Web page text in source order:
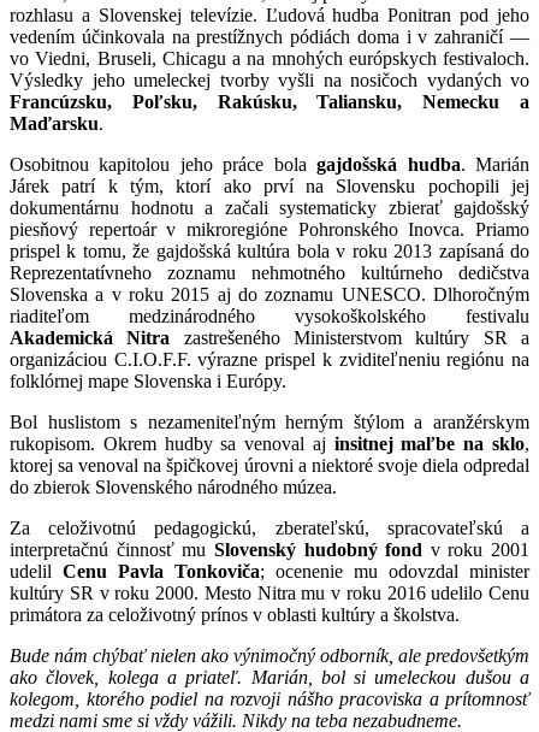
rozhlasu a Slovenskej televízie. Ľudová hudba Ponitran pod jeho
vedením účinkovala na prestížnych pódiách doma i v zahraničí —
vo Viedni, Bruseli, Chicagu a na mnohých európskych festivaloch.
Výsledky jeho umeleckej tvorby vyšli na nosičoch vydaných vo
Francúzsku, Poľsku, Rakúsku, Taliansku, Nemecku a
Maďarsku.
Osobitnou kapitolou jeho práce bolagajdošská hudba. Marián
Járek patrí k tým, ktorí ako prví na Slovensku pochopili jej
dokumentárnu hodnotu a začali systematicky zbierať gajdošský
piesňový repertoár v mikroregióne Pohronského Inovca. Priamo
prispel k tomu, že gajdošská kultúra bola v roku 2013 zapísaná do
Reprezentatívneho zoznamu nehmotného kultúrneho dedičstva
Slovenska a v roku 2015 aj do zoznamu UNESCO. Dlhoročným
riaditeľom medzinárodného vysokoškolského festivalu
Akademická Nitra zastrešeného Ministerstvom kultúry SR a
organizáciou C.I.O.F.F. výrazne prispel k zviditeľneniu regiónu na
folklórnej mape Slovenska i Európy.
Bol huslistom s nezameniteľným herným štýlom a aranžérskym
rukopisom. Okrem hudby sa venoval aj insitnej maľbe na sklo,
ktorej sa venoval na špičkovej úrovni a niektoré svoje diela odpredal
do zbierok Slovenského národného múzea.
Za celoživotnú pedagogickú, zberateľskú, spracovateľskú a
interpretačnú činnosť mu Slovenský hudobný fond v roku 2001
udelil Cenu Pavla Tonkoviča; ocenenie mu odovzdal minister
kultúry SR v roku 2000. Mesto Nitra mu v roku 2016 udelilo Cenu
primátora za celoživotný prínos v oblasti kultúry a školstva.
Bude nám chýbať nielen ako výnimočný odborník, ale predovšetkým
ako človek, kolega a priateľ. Marián, bol si umeleckou dušou a
kolegom, ktorého podiel na rozvoji nášho pracoviska a prítomnosť
medzi nami sme si vždy vážili. Nikdy na teba nezabudneme.